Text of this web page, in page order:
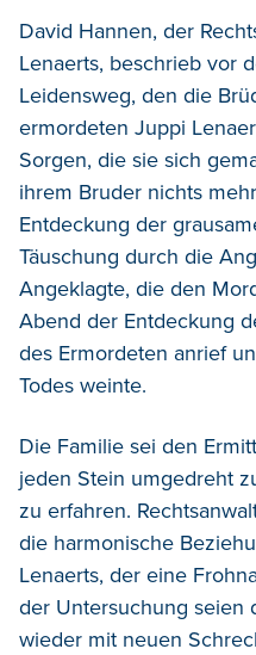
David Hannen, der
Lenaerts, beschrieb vor
Leidensweg, den die
ermordeten Juppi
Sorgen, die sie sich
ihrem Bruder nichts
Entdeckung der
Täuschung durch die
Angeklagte, die den
Abend der Entdeckung
des Ermordeten anrief
Todes weinte.
Die Familie sei den
jeden Stein umgedreht
zu erfahren.
die harmonische
Lenaerts, der eine
der Untersuchung seien
wieder mit neuen